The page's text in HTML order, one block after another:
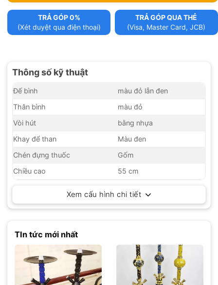
TRẢ GÓP 0%
(Xét duyệt qua điện thoại)
TRẢ GÓP QUA THẺ
(Visa, Master Card, JCB)
Thông số kỹ thuật
Đế bình
màu đỏ lẫn đen
Thân bình
màu đỏ
Vòi hút
bằng nhựa
Khay để than
Màu đen
Chén đựng thuốc
Gốm
Chiều cao
55 cm
Xem cấu hình chi tiết
TIn tức mới nhất